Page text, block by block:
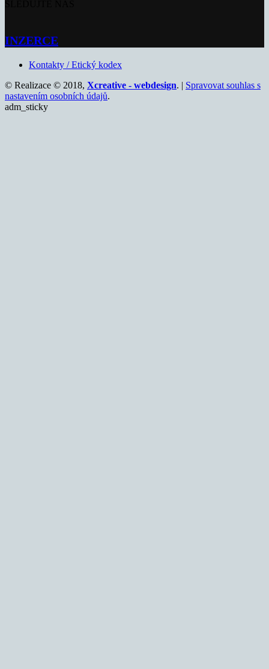
INZERCE
Kontakty / Etický kodex
© Realizace © 2018, Xcreative - webdesign. | Spravovat souhlas s
nastavením osobních údajů.
adm_sticky